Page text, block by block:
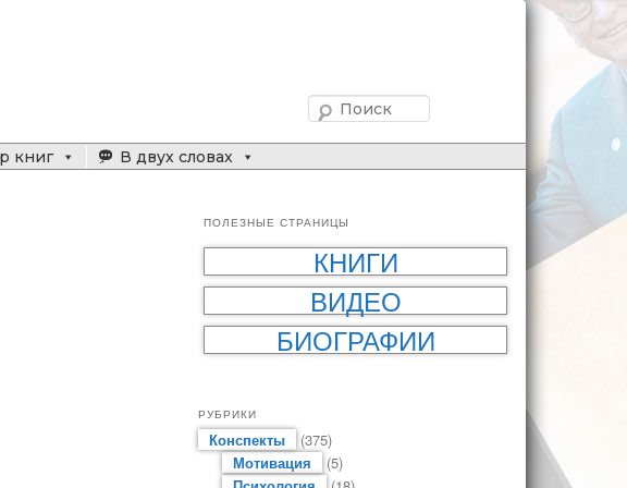
книг В двух словах
ПОЛЕЗНЫЕ СТРАНИЦЫ
КНИГИ
ВИДЕО
БИОГРАФИИ
РУБРИКИ
Конспекты
(375)
Мотивация
(5)